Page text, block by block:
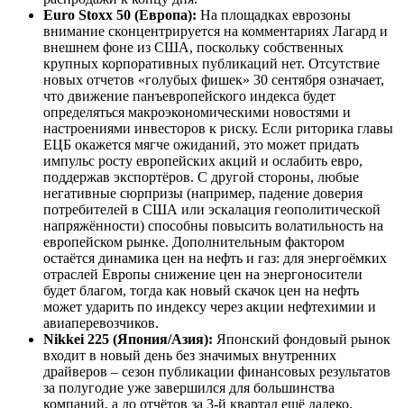
Euro Stoxx 50 (Европа): На площадках еврозоны
внимание сконцентрируется на комментариях Лагард и
внешнем фоне из США, поскольку собственных
крупных корпоративных публикаций нет. Отсутствие
новых отчетов «голубых фишек» 30 сентября означает,
что движение панъевропейского индекса будет
определяться макроэкономическими новостями и
настроениями инвесторов к риску. Если риторика главы
ЕЦБ окажется мягче ожиданий, это может придать
импульс росту европейских акций и ослабить евро,
поддержав экспортёров. С другой стороны, любые
негативные сюрпризы (например, падение доверия
потребителей в США или эскалация геополитической
напряжённости) способны повысить волатильность на
европейском рынке. Дополнительным фактором
остаётся динамика цен на нефть и газ: для энергоёмких
отраслей Европы снижение цен на энергоносители
будет благом, тогда как новый скачок цен на нефть
может ударить по индексу через акции нефтехимии и
авиаперевозчиков.
Nikkei 225 (Япония/Азия): Японский фондовый рынок
входит в новый день без значимых внутренних
драйверов – сезон публикации финансовых результатов
за полугодие уже завершился для большинства
компаний, а до отчётов за 3-й квартал ещё далеко.